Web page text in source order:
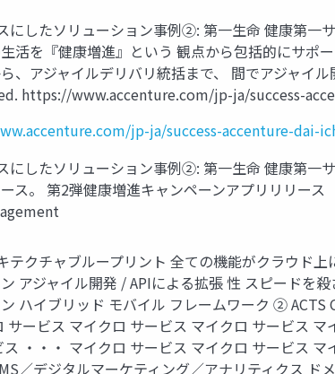
にしたソリューション事例②: 第一生命 健康第一
活を『健康増進』という 観点から包括的にサポ
、アジャイルデリバリ統括まで、 間でアジャ
https://www.accenture.com/jp-ja/success-
jp-ja/success-accenture-dai-
にしたソリューション事例②: 第一生命 健康第一
ス。 第2弾健康増進キャンペーンアプリリリ
テクチャブループリント 全ての機能がクラウド
アジャイル開発 / APIによる拡張 性 スピードを
ハイブリッド モバイル フレームワーク ②
サービス マイクロ サービス マイクロ サービス
・・・ マイクロ サービス マイクロ サービス
／デジタルマーケティング／アナリティクス